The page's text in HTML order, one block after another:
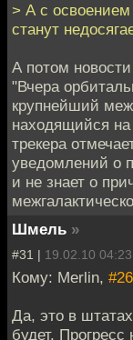
> А с
станут
А потом
"Вчера
крупнейший
находящийся
трекера
уведомлений о
и не знает о
Шмель »
#31 | 19.02.10 04:23
Кому: Merlin, #26
Да, это в
будет. Прогресс